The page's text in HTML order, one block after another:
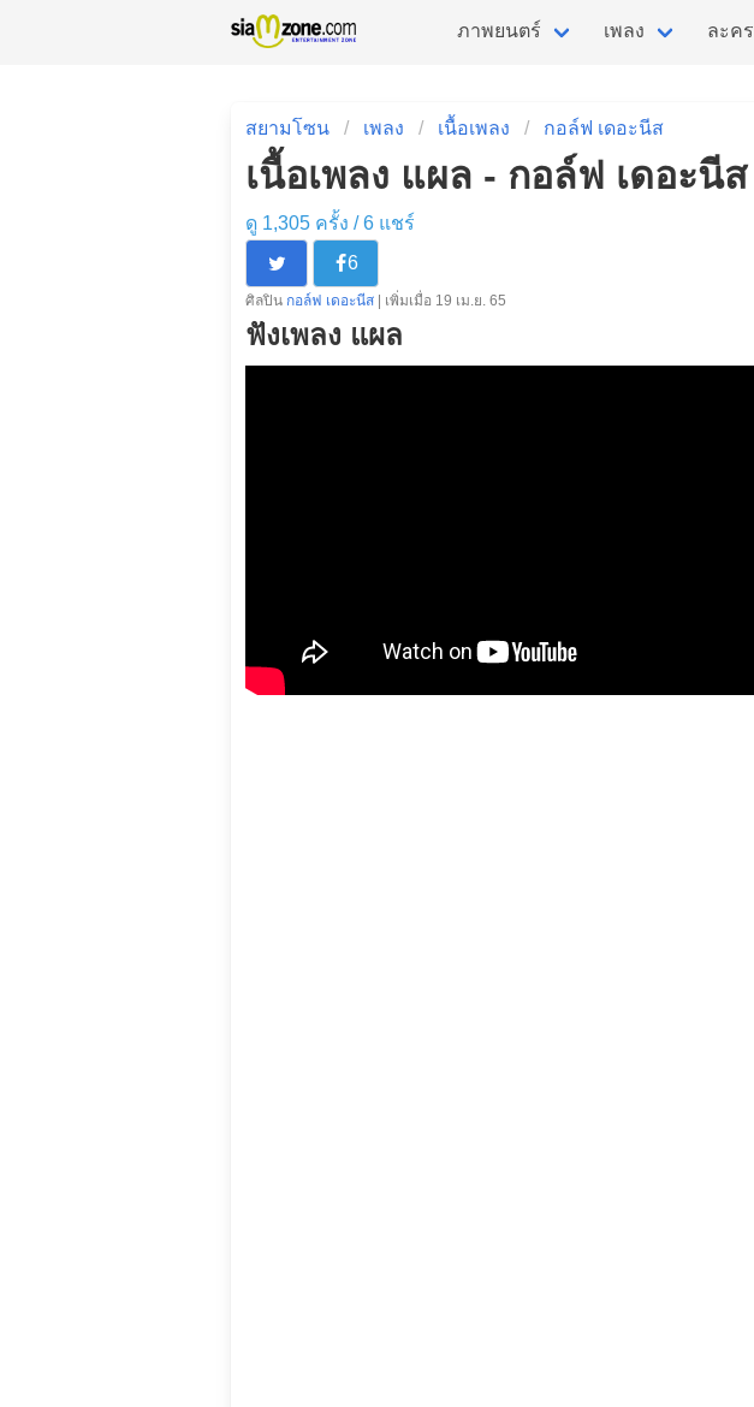
ภาพยนตร์ เพลง ละคร
สยามโซน เพลง เนื้อเพลง กอล์ฟ เดอะนีส
เนื้อเพลง แผล - กอล์ฟ เดอะนีส
ดู 1,305 ครั้ง /6 แชร์
6
ศิลปิน กอล์ฟ เดอะนีส | เพิ่มเมื่อ 19 เม.ย. 65
ฟังเพลง แผล